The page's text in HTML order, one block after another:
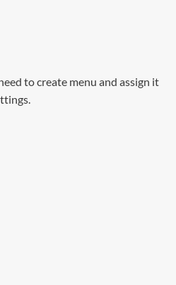
to create menu and assign it